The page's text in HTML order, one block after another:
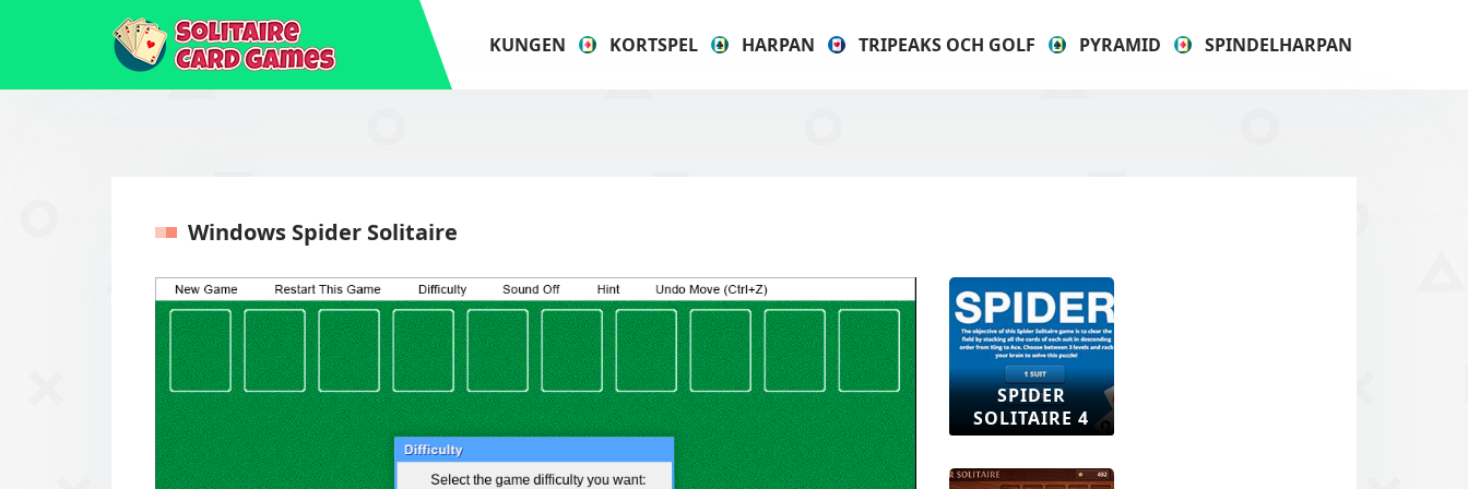
KUNGEN KORTSPEL HARPAN TRIPEAKS OCH GOLF PYRAMID SPINDELHARPAN
Windows Spider Solitaire
SPIDER
SOLITAIRE 4